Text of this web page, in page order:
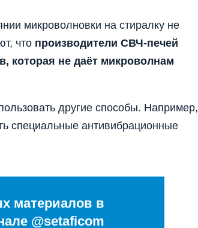
микроволновки на стиралку не
что производители СВЧ-печей
которая не даёт микроволнам
другие способы. Например,
специальные антивибрационные
материалов в
@setaficom